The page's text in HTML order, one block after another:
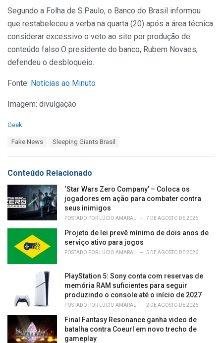
Segundo a Folha de S.Paulo, o Banco do Brasil informou
que restabeleceu a verba na quarta (20) após a área técnica
considerar excessivo o veto ao site por produção de
conteúdo falso.O presidente do banco, Rubem Novaes,
defendeu o desbloqueio.
Fonte: Notícias ao Minuto
Imagem: divulgação
C
o
r
i
e
s
Geek
:
Fake News Sleeping Giants Brasil
Conteúdo Relacionado
‘Star Wars Zero Company’ – Coloca os
jogadores em ação para combater contra
seus inimigos
POSTADO POR LÚCIO AMARAL 7 DE AGOSTO DE 2026
Projeto de lei prevê mínimo de dois anos de
serviço ativo para jogos
POSTADO POR LÚCIO AMARAL 5 DE AGOSTO DE 2026
PlayStation 5: Sony conta com reservas de
memória RAM suficientes para seguir
produzindo o console até o início de 2027
POSTADO POR LÚCIO AMARAL 2 DE AGOSTO DE 2026
Final Fantasy Resonance ganha video de
batalha contra Coeurl em novo trecho de
gameplay